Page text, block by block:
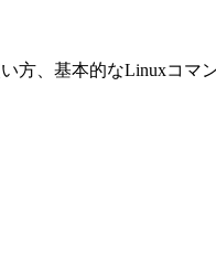
、基本的なLinuxコマ